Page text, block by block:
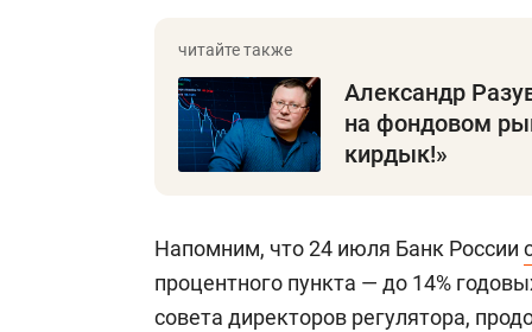
Александр
на фондовом
кирдык!»
Напомним, что 24 июля Банк России
процентного пункта — до 14%
совета директоров регулятора,